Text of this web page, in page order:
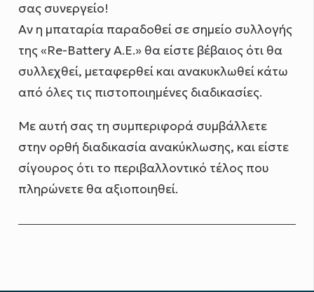
σας συνεργείο!
Αν η μπαταρία παραδοθεί σε σημείο συλλογής
της «Re-Battery Α.Ε.» θα είστε βέβαιος ότι θα
συλλεχθεί, μεταφερθεί και ανακυκλωθεί κάτω
από όλες τις πιστοποιημένες διαδικασίες.
Με αυτή σας τη συμπεριφορά συμβάλλετε
στην ορθή διαδικασία ανακύκλωσης, και είστε
σίγουρος ότι το περιβαλλοντικό τέλος που
πληρώνετε θα αξιοποιηθεί.